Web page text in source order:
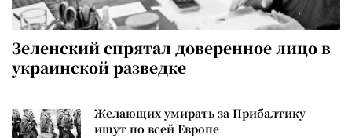
Зеленский спрятал доверенное лицо в
украинской разведке
Желающих умирать за Прибалтику
ищут по всей Европе